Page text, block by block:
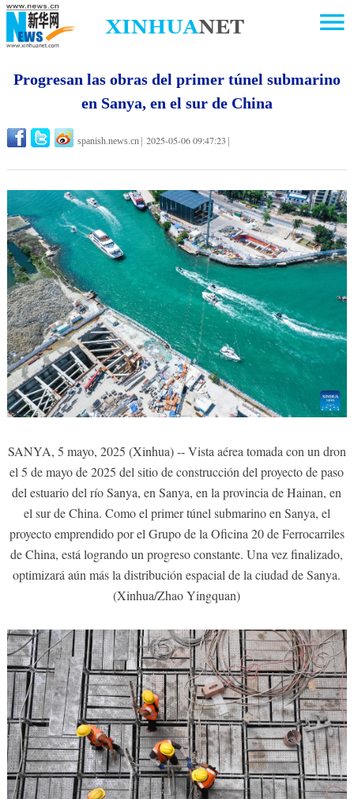
Progresan las obras del primer túnel submarino
en Sanya, en el sur de China
spanish.news.cn 2025-05-06 09:47:23
SANYA, 5 mayo, 2025 (Xinhua) -- Vista aérea tomada con un dron
el 5 de mayo de 2025 del sitio de construcción del proyecto de paso
del estuario del río Sanya, en Sanya, en la provincia de Hainan, en
el sur de China. Como el primer túnel submarino en Sanya, el
proyecto emprendido por el Grupo de la Oficina 20 de Ferrocarriles
de China, está logrando un progreso constante. Una vez finalizado,
optimizará aún más la distribución espacial de la ciudad de Sanya.
(Xinhua/Zhao Yingquan)